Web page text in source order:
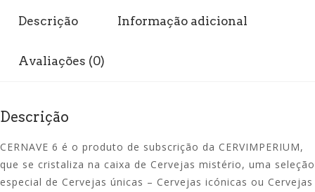
Descrição Informação adicional
Avaliações (0)
Descrição
CERNAVE 6 é o produto de subscrição da CERVIMPERIUM,
que se cristaliza na caixa de Cervejas mistério, uma seleção
especial de Cervejas únicas – Cervejas icónicas ou Cervejas